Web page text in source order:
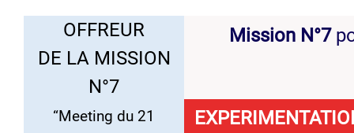
OFFREUR
DE LA MISSION
N°7
“Meeting du 21
Mission N°7